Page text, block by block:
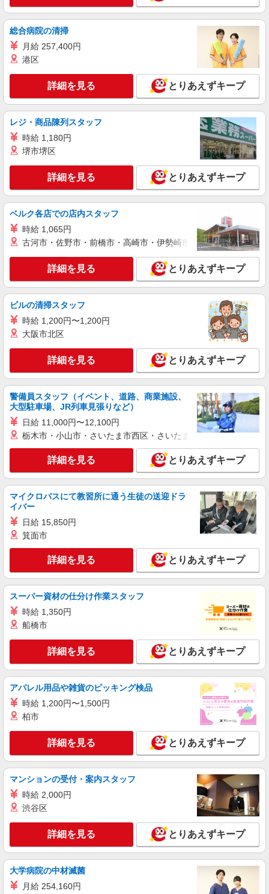
総合病院の清掃
月給 257,400円
港区
詳細を見る とりあえずキープ
レジ・商品陳列スタッフ
時給 1,180円
堺市堺区
詳細を見る とりあえずキープ
ベルク各店での店内スタッフ
時給 1,065円
古河市・佐野市・前橋市・高崎市・伊勢崎市・太田市・館林市
詳細を見る とりあえずキープ
ビルの清掃スタッフ
時給 1,200円〜1,200円
大阪市北区
詳細を見る とりあえずキープ
警備員スタッフ（イベント、道路、商業施設、
大型駐車場、JR列車見張りなど）
日給 11,000円〜12,100円
栃木市・小山市・さいたま市西区・さいたま市岩槻区・久喜市・
詳細を見る とりあえずキープ
マイクロバスにて教習所に通う生徒の送迎ドラ
イバー
日給 15,850円
箕面市
詳細を見る とりあえずキープ
スーパー資材の仕分け作業スタッフ
時給 1,350円
船橋市
詳細を見る とりあえずキープ
アパレル用品や雑貨のピッキング検品
時給 1,200円〜1,500円
柏市
詳細を見る とりあえずキープ
マンションの受付・案内スタッフ
時給 2,000円
渋谷区
詳細を見る とりあえずキープ
大学病院の中材滅菌
月給 254,160円